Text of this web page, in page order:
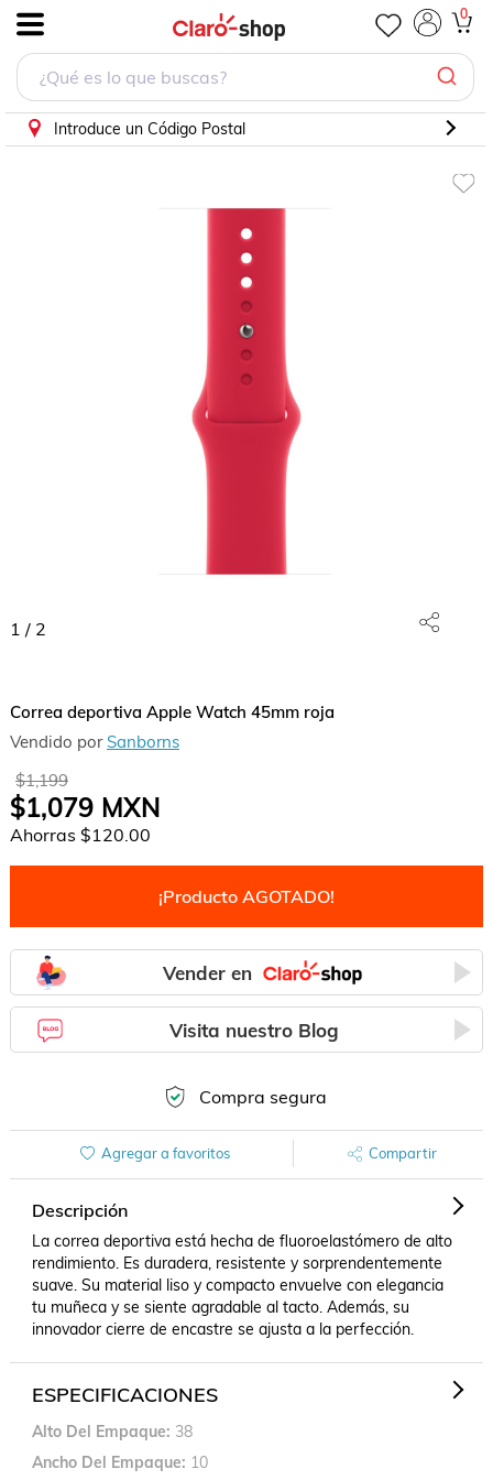
0
Introduce un Código Postal
1 / 2
Correa deportiva Apple Watch 45mm roja
Vendido por Sanborns
$1,199
$1,079MXN
Ahorras $120.00
¡Producto AGOTADO!
Vender en
Visita nuestro Blog
Compra segura
Agregar a favoritos Compartir
Descripción
La correa deportiva está hecha de fluoroelastómero de alto
rendimiento. Es duradera, resistente y sorprendentemente
suave. Su material liso y compacto envuelve con elegancia
tu muñeca y se siente agradable al tacto. Además, su
innovador cierre de encastre se ajusta a la perfección.
ESPECIFICACIONES
Alto Del Empaque 38
Ancho Del Empaque
10
Correa deportiva Apple Watch 45mm roja